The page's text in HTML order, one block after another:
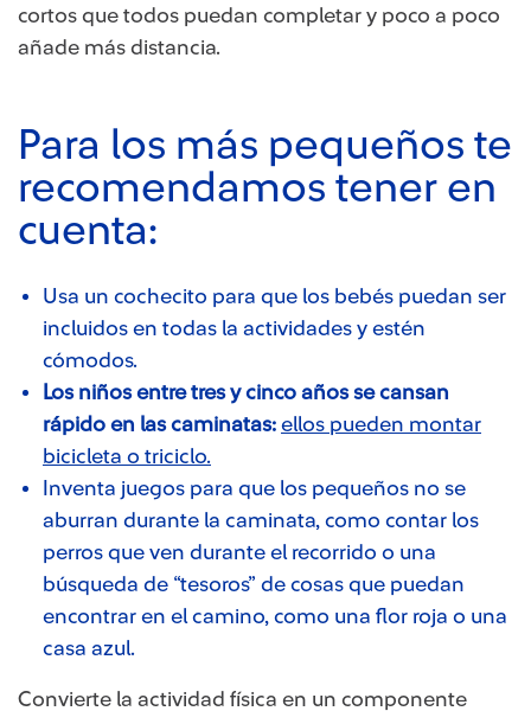
cortos que todos puedan completar y poco a poco
añade más distancia.
Para los más pequeños te
recomendamos tener en
cuenta:
Usa un cochecito para que los bebés puedan ser
incluidos en todas la actividades y estén
cómodos.
Los niños entre tres y cinco años se cansan
rápido en las caminatas: ellos pueden montar
bicicleta o triciclo.​
Inventa juegos para que los pequeños no se
aburran durante la caminata, como contar los
perros que ven durante el recorrido o una
búsqueda de “tesoros” de cosas que puedan
encontrar en el camino, como una flor roja o una
casa azul.
​Convierte la actividad física en un componente